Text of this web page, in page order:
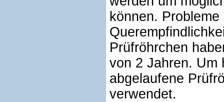
können.
Prüfröhrchen
von 2 Jahren. Um
abgelaufene
verwendet.